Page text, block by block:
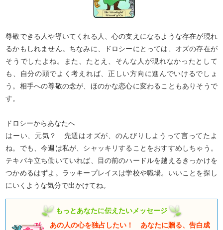
尊敬できる人や導いてくれる人、心の支えになるような存在が現れ
るかもしれません。ちなみに、ドロシーにとっては、オズの存在が
そうでしたよね。また、たとえ、そんな人が現れなかったとして
も、自分の頭でよく考えれば、正しい方向に進んでいけるでしょ
う。相手への尊敬の念が、ほのかな恋心に変わることもありそうで
す。
ドロシーからあなたへ
はーい、元気？ 先週はオズが、のんびりしようって言ってたよ
ね。でも、今週は私が、シャッキリすることをおすすめしちゃう。
テキパキ立ち働いていれば、目の前のハードルを越えるきっかけを
つかめるはずよ。ラッキープレイスは学校や職場。いいことを探し
にいくような気分で出かけてね。
もっとあなたに伝えたいメッセージ
あの人の心を独占したい！ あなたに贈る、告白成